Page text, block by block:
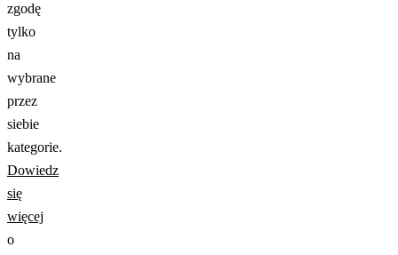
zgodę
tylko
na
wybrane
przez
siebie
kategorie.
Dowiedz
się
więcej
o